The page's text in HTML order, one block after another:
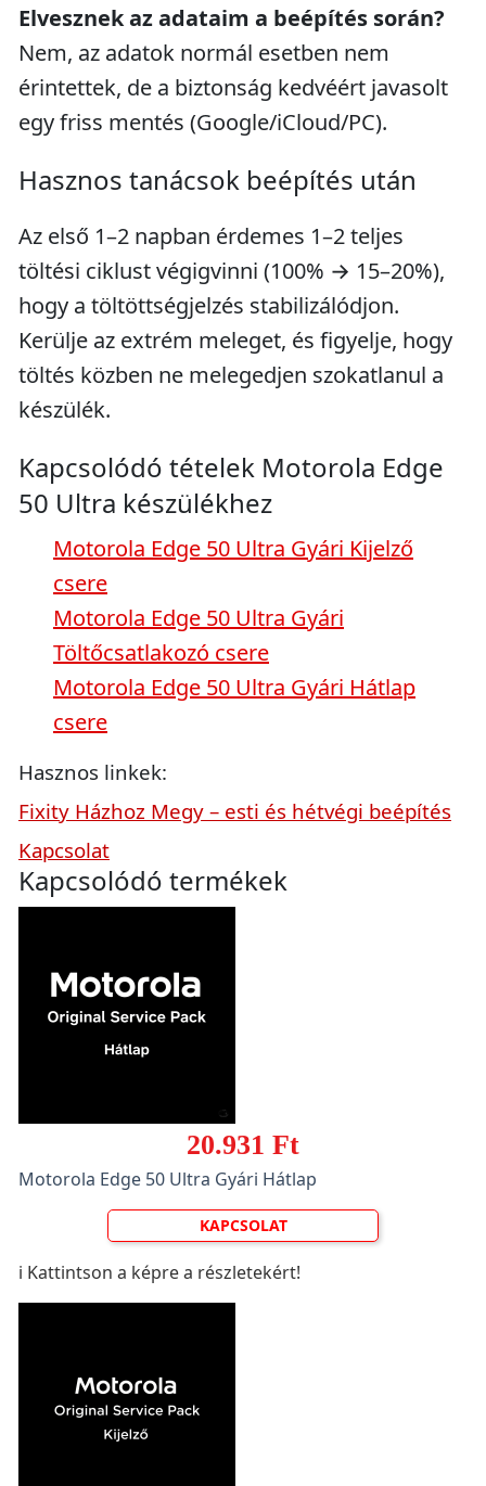
Elvesznek az adataim a beépítés során?
Nem, az adatok normál esetben nem
érintettek, de a biztonság kedvéért javasolt
egy friss mentés (Google/iCloud/PC).
Hasznos tanácsok beépítés után
Az első 1–2 napban érdemes 1–2 teljes
töltési ciklust végigvinni (100% → 15–20%),
hogy a töltöttségjelzés stabilizálódjon.
Kerülje az extrém meleget, és figyelje, hogy
töltés közben ne melegedjen szokatlanul a
készülék.
Kapcsolódó tételek Motorola Edge
50 Ultra készülékhez
Motorola Edge 50 Ultra Gyári Kijelző
csere
Motorola Edge 50 Ultra Gyári
Töltőcsatlakozó csere
Motorola Edge 50 Ultra Gyári Hátlap
csere
Hasznos linkek:
Fixity Házhoz Megy – esti és hétvégi beépítés
Kapcsolat
Kapcsolódó termékek
20.931 Ft
Motorola Edge 50 Ultra Gyári Hátlap
KAPCSOLAT
ℹ️ Kattintson a képre a részletekért!